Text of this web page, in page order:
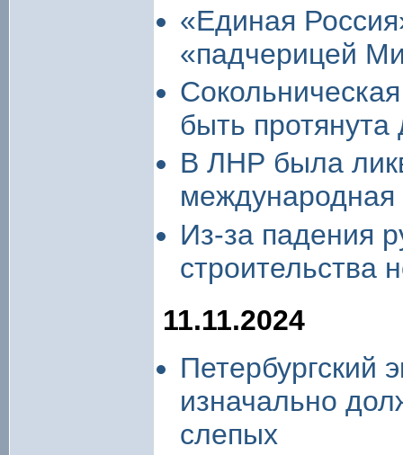
«Единая
«падчерицей
быть
В ЛНР была
международная
Из-за падения
строительства
11.11.2024
Петербургский
изначально
слепых